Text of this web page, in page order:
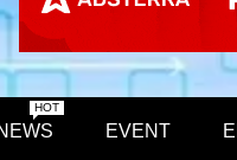
HOT
EVENT